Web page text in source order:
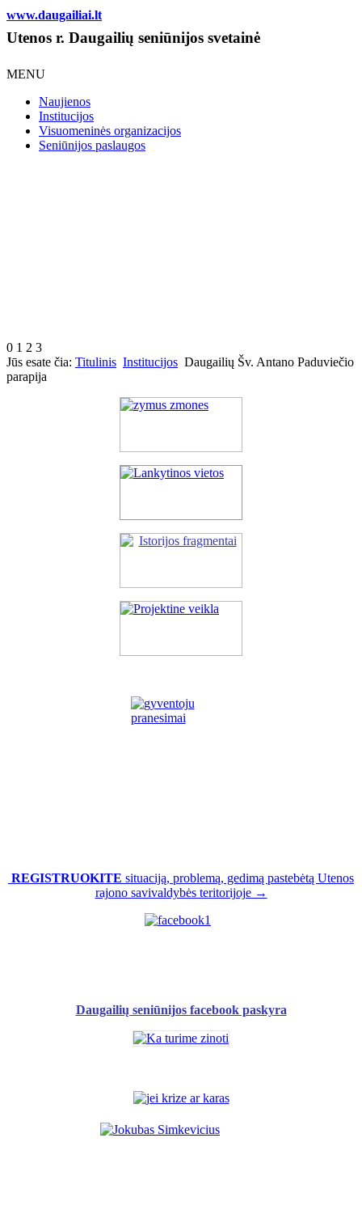
www.daugailiai.lt
Utenos r. Daugailių seniūnijos svetainė
MENU
Naujienos
Institucijos
Visuomeninės organizacijos
Seniūnijos paslaugos
0 1 2 3
Jūs esate čia: Titulinis Institucijos Daugailių Šv. Antano Paduviečio
parapija
REGISTRUOKITE situaciją, problemą, gedimą pastebėtą Utenos
rajono savivaldybės teritorijoje →
Daugailių seniūnijos facebook paskyra